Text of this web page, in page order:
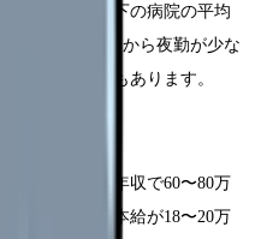
りで、99床以下の病院の平均
万円です。ここから夜勤が少な
を下回ることもあります。
都と地方では年収で60〜80万
院の場合、基本給が18〜20万